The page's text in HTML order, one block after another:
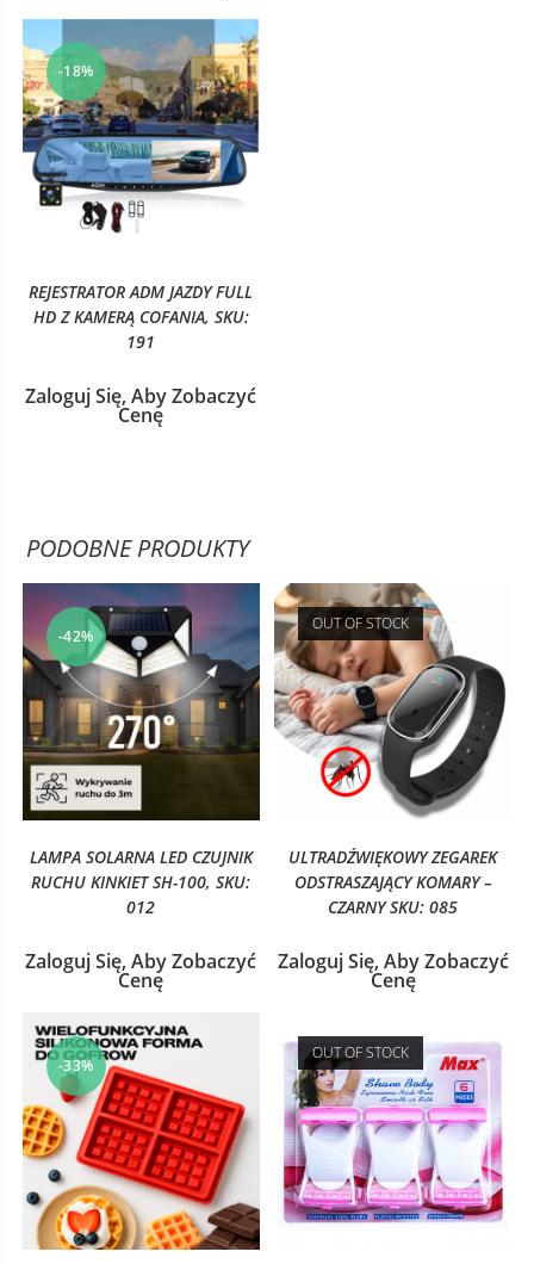
-18%
REJESTRATOR ADM JAZDY FULL
HD Z KAMERĄ COFANIA, SKU:
191
Zaloguj Się, Aby Zobaczyć
Cenę
PODOBNE PRODUKTY
-42%
LAMPA SOLARNA LED CZUJNIK
RUCHU KINKIET SH-100, SKU:
012
Zaloguj Się, Aby Zobaczyć
Cenę
OUT OF STOCK
ULTRADŹWIĘKOWY ZEGAREK
ODSTRASZAJĄCY KOMARY –
CZARNY SKU: 085
Zaloguj Się, Aby Zobaczyć
Cenę
-33%
OUT OF STOCK